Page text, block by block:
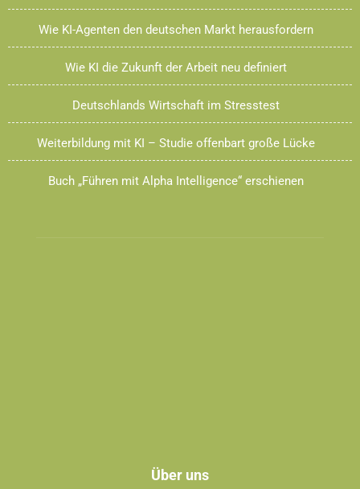
Wie KI-Agenten den deutschen Markt herausfordern
Wie KI die Zukunft der Arbeit neu definiert
Deutschlands Wirtschaft im Stresstest
Weiterbildung mit KI – Studie offenbart große Lücke
Buch „Führen mit Alpha Intelligence“ erschienen
Über uns